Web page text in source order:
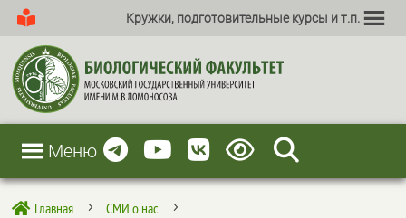
Кружки, подготовительные курсы и т.п.
Меню
 Главная 5 СМИ о нас 5